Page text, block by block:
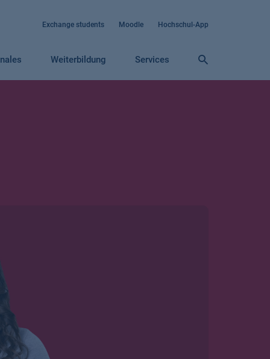
Exchange students Moodle Hochschul-App
Weiterbildung Services